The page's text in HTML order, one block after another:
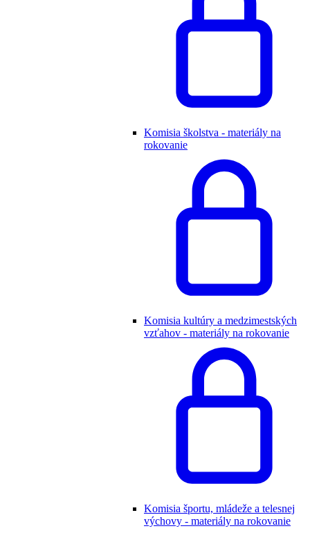
Komisia školstva - materiály na
rokovanie
Komisia kultúry a medzimestských
vzťahov - materiály na rokovanie
Komisia športu, mládeže a telesnej
výchovy - materiály na rokovanie